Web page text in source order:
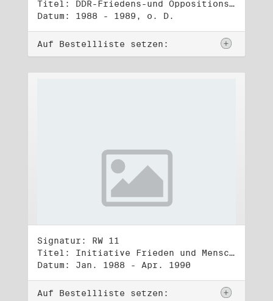
Titel: DDR-Friedens-und Oppositionsbewegung (3)
Datum: 1988 - 1989, o. D.
Auf Bestellliste setzen:
Signatur: RW 11
Titel: Initiative Frieden und Menschenrechte (1)
Datum: Jan. 1988 - Apr. 1990
Auf Bestellliste setzen: